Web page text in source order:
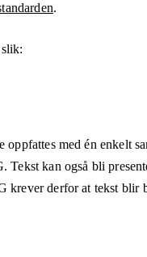
.
slik:
med én enkelt
kan også bli
krever derfor at tekst blir